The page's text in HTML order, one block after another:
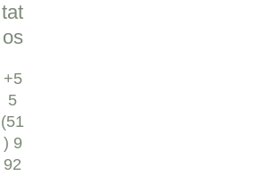
tat
os
+5
5
(51
) 9
92